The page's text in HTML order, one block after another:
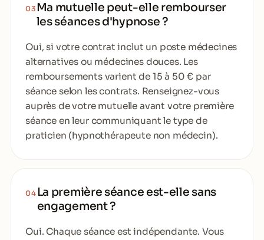
03 Ma mutuelle peut-elle rembourser
les séances d'hypnose ?
Oui, si votre contrat inclut un poste médecines
alternatives ou médecines douces. Les
remboursements varient de 15 à 50 € par
séance selon les contrats. Renseignez-vous
auprès de votre mutuelle avant votre première
séance en leur communiquant le type de
praticien (hypnothérapeute non médecin).
04 La première séance est-elle sans
engagement ?
Oui. Chaque séance est indépendante. Vous